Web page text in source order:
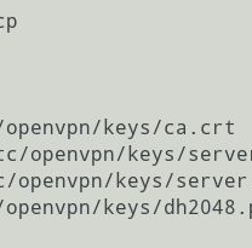
keys/ca.crt
openvpn/keys/
openvpn/keys/
keys/